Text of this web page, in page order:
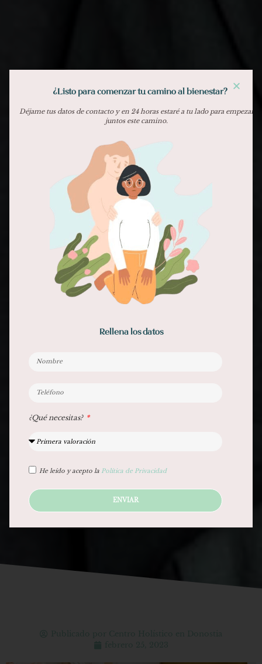
¿Listo para comenzar tu camino al bienestar?
Déjame tus datos de contacto y en 24 horas estaré a tu lado para empezar
juntos este camino.
Rellena los datos
¿Qué necesitas?
He leído y acepto la Política de Privacidad
ENVIAR